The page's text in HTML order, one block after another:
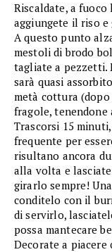
Riscaldate, a
aggiungete il riso
A questo punto
mestoli di brodo
tagliate a pezzetti.
sarà quasi
metà cottura
fragole, tenendone
Trascorsi 15
frequente per
risultano ancora
alla volta e
girarlo sempre!
conditelo con il
di servirlo,
possa mantecare
Decorate a